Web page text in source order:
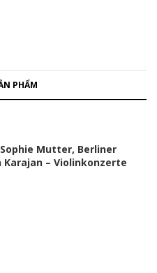
PHẨM
Mutter, Berliner
‎– Violinkonzerte